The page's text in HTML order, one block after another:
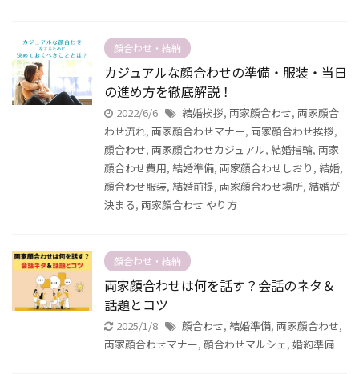
顔合わせ・結納
カジュアルな顔合わせの準備・服装・当日
の進め方を徹底解説！
2022/6/6 結婚挨拶, 両家顔合わせ, 両家顔合
わせ流れ, 両家顔合わせマナー, 両家顔合わせ挨拶,
顔合わせ, 両家顔合わせカジュアル, 結婚指輪, 両家
顔合わせ費用, 結婚準備, 両家顔合わせしおり , 結婚,
顔合わせ服装, 結婚前提, 両家顔合わせ場所, 結婚が
決まる, 両家顔合わせ やり方
顔合わせ・結納
両家顔合わせは何を話す？会話のネタ＆
話題とコツ
2025/1/8 顔合わせ, 結婚準備, 両家顔合わせ,
両家顔合わせマナー, 顔合わせマルシェ, 婚約準備